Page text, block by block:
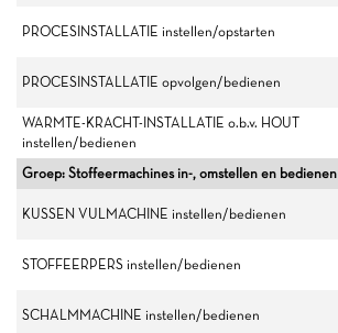
PROCESINSTALLATIE instellen/opstarten
PROCESINSTALLATIE opvolgen/bedienen
WARMTE-KRACHT-INSTALLATIE o.b.v. HOUT
instellen/bedienen
Groep: Stoffeermachines in-, omstellen en bedienen
KUSSEN VULMACHINE instellen/bedienen
STOFFEERPERS instellen/bedienen
SCHALMMACHINE instellen/bedienen